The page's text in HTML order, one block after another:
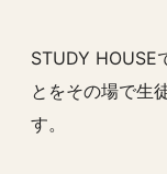
STUDY HOUSE
とをその場で生
す。